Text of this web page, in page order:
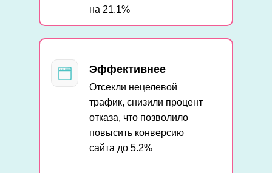
Эффективнее
Отсекли нецелевой
трафик, снизили процент
отказа, что позволило
повысить конверсию
сайта до 5.2%
на 21.1%